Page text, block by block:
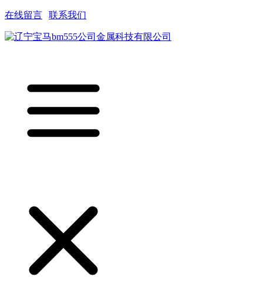
在线留言 联系我们